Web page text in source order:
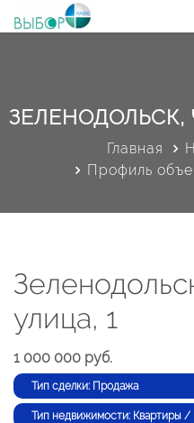
ЗЕЛЕНОДОЛЬСК,
Главная
Профиль
улица, 1
1 000 000 руб.
Тип сделки: Продажа
Тип недвижимости: Квартиры